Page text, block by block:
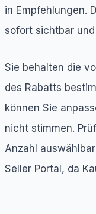
in Empfehlungen.
sofort sichtbar
Sie behalten die
des Rabatts
können Sie
nicht stimmen.
Anzahl
Seller Portal, da